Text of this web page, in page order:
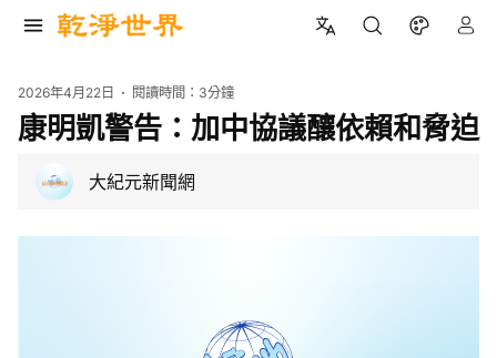
2026年4月22日 閱讀時間： 3分鐘
康明凱警告：加中協議釀依賴和脅迫
大紀元新聞網